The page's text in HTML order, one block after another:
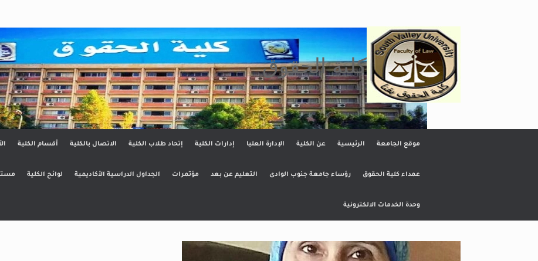
كلية الحقوق
موقع الجامعة الرئيسية عن الكلية الإدارة العليا إدارات الكلية إتحاد طلاب الكلية الاتصال بالكلية أقسام الكلية
عمداء كلية الحقوق رؤساء جامعة جنوب الوادى التعليم عن بعد مؤتمرات الجداول الدراسية الأكاديمية لوائح الكلية
وحدة الخدمات الالكترونية